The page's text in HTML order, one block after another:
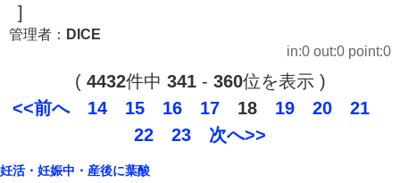
]
管理者： DICE
in:0 out:0 point:0
( 4432件中 341- 360位を表示 )
<<前へ
14 15 16 17 18 19 20
21
22
23 次へ>>
妊活・妊娠中・産後に葉酸